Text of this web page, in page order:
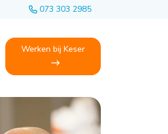
073 303 2985
Werken bij Keser